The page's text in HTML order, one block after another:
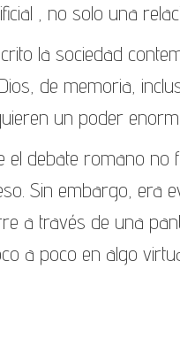
, no solo una
la sociedad
de memoria,
un poder
el debate romano
Sin embargo, era
a través de una
a poco en algo